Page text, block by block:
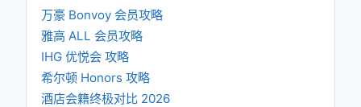
万豪 Bonvoy 会员攻略
雅高 ALL 会员攻略
IHG 优悦会 攻略
希尔顿 Honors 攻略
酒店会籍终极对比 2026